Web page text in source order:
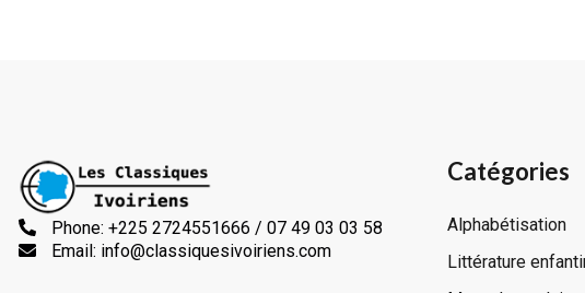
Phone: +225 2724551666 / 07 49 03 03 58
Email: info@classiquesivoiriens.com
Catégories
Alphabétisation
Littérature